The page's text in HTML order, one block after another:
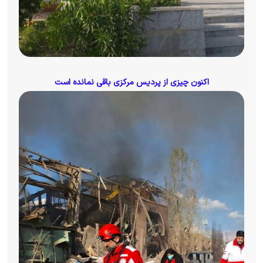
اکنون چیزی از پردیس مرکزی باقی نمانده است